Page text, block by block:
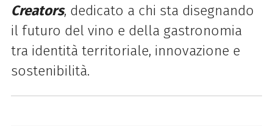
Creators, dedicato a chi sta disegnando
il futuro del vino e della gastronomia
tra identità territoriale, innovazione e
sostenibilità.